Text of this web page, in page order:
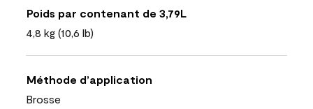
Poids par contenant de 3,79L
4,8 kg (10,6 lb)
Méthode d’application
Brosse